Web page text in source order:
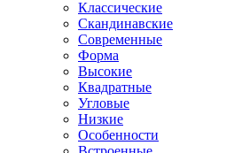
Классические
Скандинавские
Современные
Форма
Высокие
Квадратные
Угловые
Низкие
Особенности